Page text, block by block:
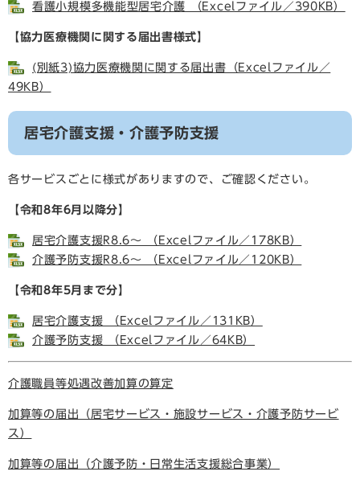
看護小規模多機能型居宅介護 （Excelファイル／390KB）
【協力医療機関に関する届出書様式】
(別紙3)協力医療機関に関する届出書（Excelファイル／
49KB）
居宅介護支援・介護予防支援
各サービスごとに様式がありますので、ご確認ください。
【令和8年6月以降分】
居宅介護支援R8.6～ （Excelファイル／178KB）
介護予防支援R8.6～ （Excelファイル／120KB）
【令和8年5月まで分】
居宅介護支援 （Excelファイル／131KB）
介護予防支援 （Excelファイル／64KB）
介護職員等処遇改善加算の算定
加算等の届出（居宅サービス・施設サービス・介護予防サービ
ス）
加算等の届出（介護予防・日常生活支援総合事業）